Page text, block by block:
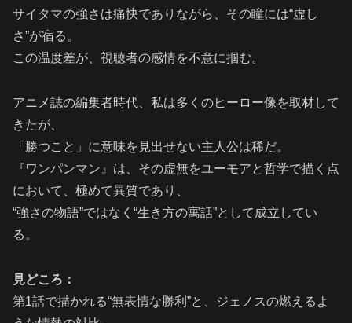
サイタマの強さは痛快でありながら、その瞳には“虚し
さ”が宿る。
この温度差が、視聴者の感情を不意に掴む。
アニメ誌の編集者時代、私は多くのヒーロー像を取材して
きたが、
「勝つこと」に意味を見出せない主人公は稀だ。
『ワンパンマン』は、その虚無をユーモアと哲学で描く点
において、極めて異質であり、
“強さの物語”ではなく“生き方の寓話”として成立してい
る。
見どころ：
第1話で描かれる“無表情な勝利”と、ジェノスの燃えるよ